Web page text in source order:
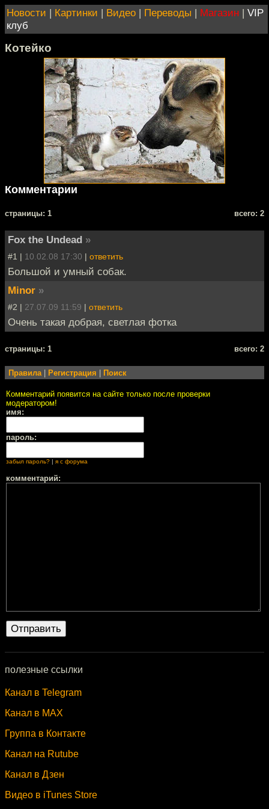
Новости | Картинки | Видео | Переводы | Магазин | VIP
клуб
Котейко
Комментарии
cтраницы: 1 всего: 2
Fox the Undead »
#1 | 10.02.08 17:30 | ответить
Большой и умный собак.
Minor »
#2 | 27.07.09 11:59 | ответить
Очень такая добрая, светлая фотка
cтраницы: 1 всего: 2
Правила Регистрация Поиск
Комментарий появится на сайте только после проверки
модератором!
имя:
пароль:
забыл пароль? | я с форума
комментарий:
полезные ссылки
Канал в Telegram
Канал в MAX
Группа в Контакте
Канал на Rutube
Канал в Дзен
Видео в iTunes Store